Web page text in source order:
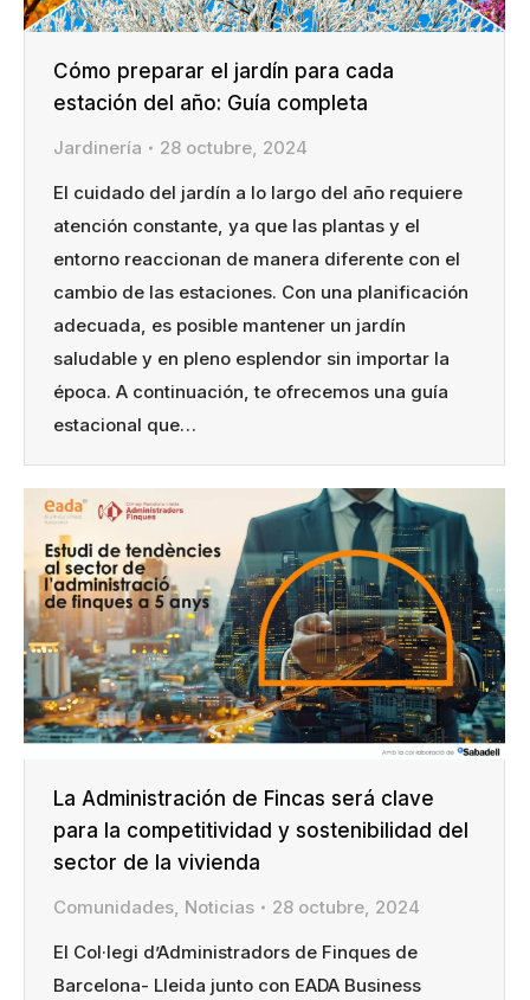
Cómo preparar el jardín para cada
estación del año: Guía completa
Jardinería
28 octubre, 2024
El cuidado del jardín a lo largo del año requiere
atención constante, ya que las plantas y el
entorno reaccionan de manera diferente con el
cambio de las estaciones. Con una planificación
adecuada, es posible mantener un jardín
saludable y en pleno esplendor sin importar la
época. A continuación, te ofrecemos una guía
estacional que…
La Administración de Fincas será clave
para la competitividad y sostenibilidad del
sector de la vivienda
Comunidades Noticias
28 octubre, 2024
El Col·legi d’Administradors de Finques de
Barcelona- Lleida junto con EADA Business